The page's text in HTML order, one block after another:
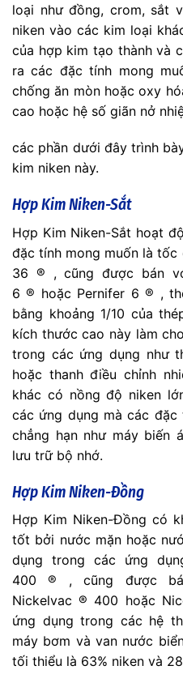
loại như đồng, crom, sắt
niken vào các kim loại
của hợp kim tạo thành và
ra các đặc tính mong
chống ăn mòn hoặc oxy
cao hoặc hệ số giãn nở
các phần dưới đây trình
kim niken này.
Hợp Kim Niken-Sắt
Hợp Kim Niken-Sắt hoạt
đặc tính mong muốn là
36 ® , cũng được bán
6 ® hoặc Pernifer 6 ® ,
bằng khoảng 1/10 của
kích thước cao này làm
trong các ứng dụng như
hoặc thanh điều chỉnh
khác có nồng độ niken
các ứng dụng mà các
chẳng hạn như máy biến
lưu trữ bộ nhớ.
Hợp Kim Niken-Đồng
Hợp Kim Niken-Đồng có
tốt bởi nước mặn hoặc
dụng trong các ứng
400 ® , cũng được
Nickelvac ® 400 hoặc
ứng dụng trong các hệ
máy bơm và van nước
tối thiểu là 63% niken và